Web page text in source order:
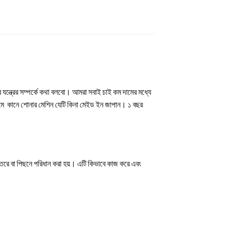
সম্পর্কে কথা বলবো। আমরা সবাই চাই কম দামের মধ্যে
কানে শোনার মেশিন যেটি কিনা মেইড ইন জাপান। ১ বছর
বা পিছনে পরিধান করা হয়। এটি কিভাবে কাজ করে এবং